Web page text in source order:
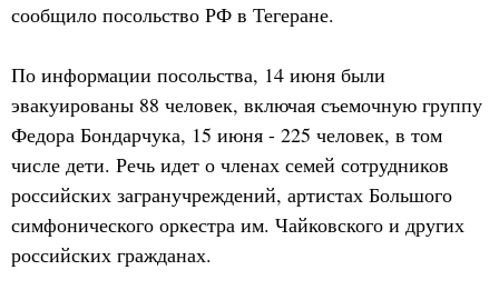
сообщило посольство РФ в Тегеране.
По информации посольства, 14 июня были
эвакуированы 88 человек, включая съемочную группу
Федора Бондарчука, 15 июня - 225 человек, в том
числе дети. Речь идет о членах семей сотрудников
российских загранучреждений, артистах Большого
симфонического оркестра им. Чайковского и других
российских гражданах.